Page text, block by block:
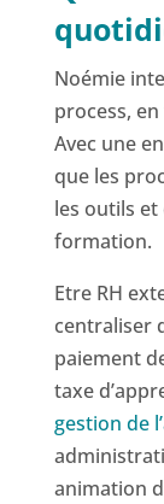
Noémie
process,
Avec une
que les
les outils
formation.
Etre RH
centraliser
paiement
taxe
gestion de
animation